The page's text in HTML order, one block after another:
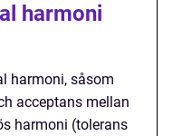
harmoni
harmoni, såsom
acceptans mellan
harmoni (tolerans